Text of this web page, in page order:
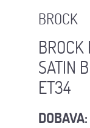
BROCK
SATIN
ET34
DOBAVA: